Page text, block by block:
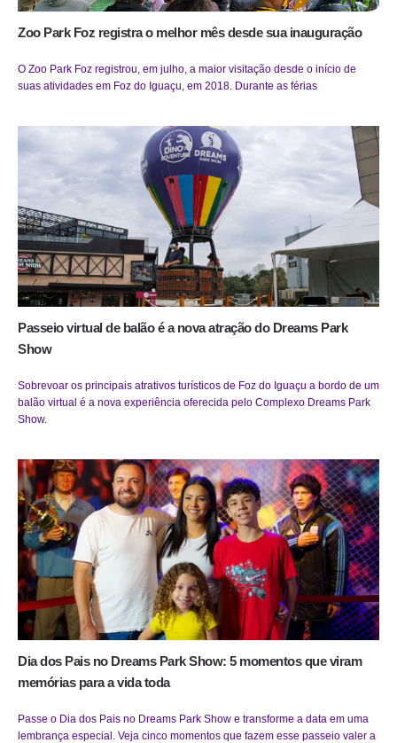
Zoo Park Foz registra o melhor mês desde sua inauguração
O Zoo Park Foz registrou, em julho, a maior visitação desde o início de
suas atividades em Foz do Iguaçu, em 2018. Durante as férias
Passeio virtual de balão é a nova atração do Dreams Park
Show
Sobrevoar os principais atrativos turísticos de Foz do Iguaçu a bordo de um
balão virtual é a nova experiência oferecida pelo Complexo Dreams Park
Show.
Dia dos Pais no Dreams Park Show: 5 momentos que viram
memórias para a vida toda
Passe o Dia dos Pais no Dreams Park Show e transforme a data em uma
lembrança especial. Veja cinco momentos que fazem esse passeio valer a